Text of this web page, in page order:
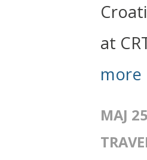
at
МАЈ